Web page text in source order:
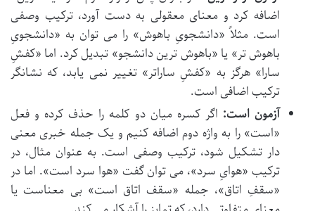
اضافه کرد و معنای معقولی به دست آورد، ترکیب وصفی
است. مثلاً «دانشجویِ باهوش» را می توان به «دانشجویِ
باهوش تر» یا «باهوش ترین دانشجو» تبدیل کرد. اما «کفشِ
سارا» هرگز به «کفشِ ساراتر» تغییر نمی یابد، که نشانگر
ترکیب اضافی است.
آزمون است: اگر کسره میان دو کلمه را حذف کرده و فعل
«است» را به واژه دوم اضافه کنیم و یک جمله خبری معنی
دار تشکیل شود، ترکیب وصفی است. به عنوان مثال، در
ترکیب «هوایِ سرد»، می توان گفت «هوا سرد است». اما در
«سقفِ اتاق»، جمله «سقف اتاق است» بی معناست یا